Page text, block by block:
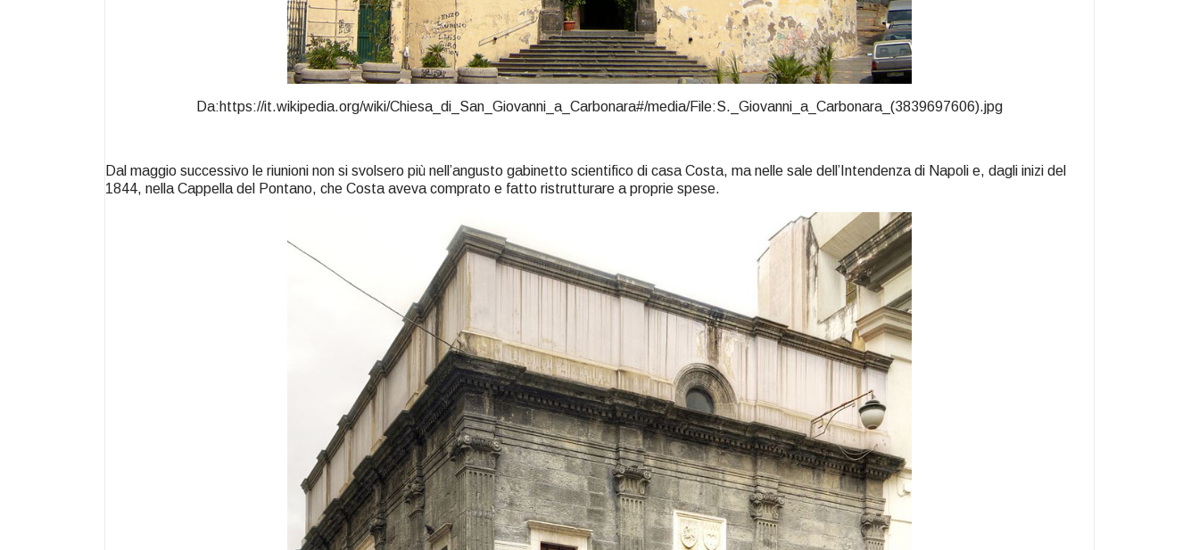
Da:https://it.wikipedia.org/wiki/Chiesa_di_San_Giovanni_a_Carbonara#/media/File:S._Giovanni_a_Carbonara_(3839697606).jpg
Dal maggio successivo le riunioni non si svolsero più nell’angusto gabinetto scientifico di casa Costa, ma nelle sale dell’Intendenza di Napoli e, dagli inizi del
1844, nella Cappella del Pontano, che Costa aveva comprato e fatto ristrutturare a proprie spese.